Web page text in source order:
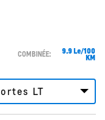
COMBINÉE: 9.9 Le/100
KM
LT